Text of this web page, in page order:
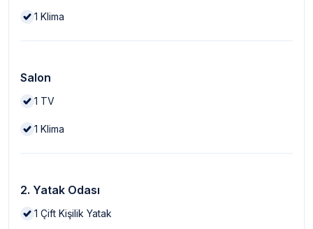
1 Klima
Salon
1 TV
1 Klima
2. Yatak Odası
1 Çift Kişilik Yatak